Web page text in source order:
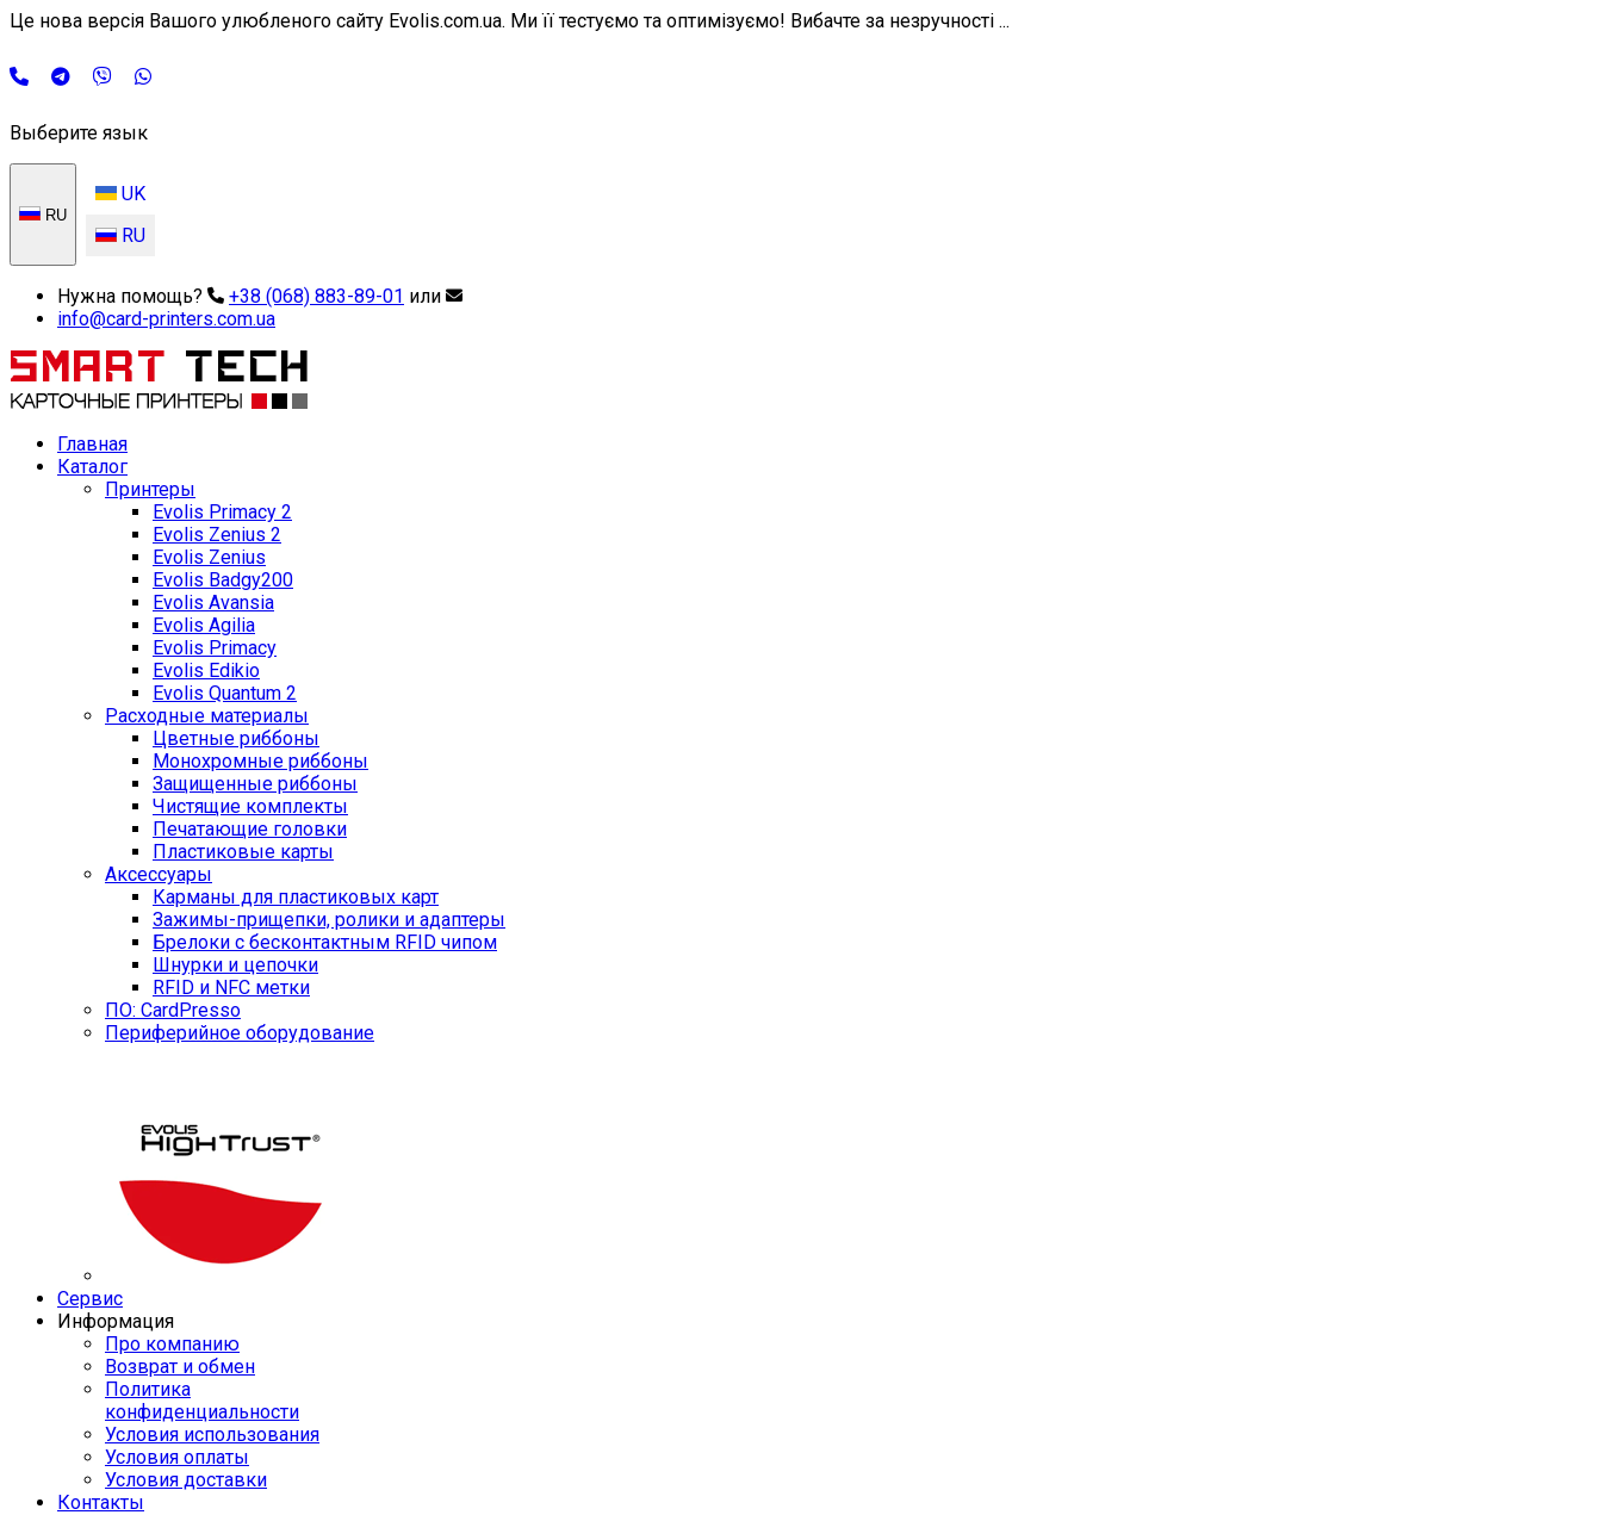
Це нова версія Вашого улюбленого сайту Evolis.com.ua. Ми її тестуємо та оптимізуємо! Вибачте за незручності ...
Выберите язык
RU
UK
RU
Нужна помощь? +38 (068) 883-89-01 или
info@card-printers.com.ua
Главная
Каталог
Принтеры
Evolis Primacy 2
Evolis Zenius 2
Evolis Zenius
Evolis Badgy200
Evolis Avansia
Evolis Agilia
Evolis Primacy
Evolis Edikio
Evolis Quantum 2
Расходные материалы
Цветные риббоны
Монохромные риббоны
Защищенные риббоны
Чистящие комплекты
Печатающие головки
Пластиковые карты
Аксессуары
Карманы для пластиковых карт
Зажимы-прищепки, ролики и адаптеры
Брелоки с бесконтактным RFID чипом
Шнурки и цепочки
RFID и NFC метки
ПО: CardPresso
Периферийное оборудование
Сервис
Информация
Про компанию
Возврат и обмен
Политика
конфиденциальности
Условия использования
Условия оплаты
Условия доставки
Контакты